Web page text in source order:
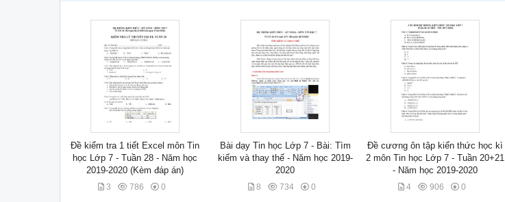
Đề kiểm tra 1 tiết Excel môn Tin
học Lớp 7 - Tuần 28 - Năm học
2019-2020 (Kèm đáp án)
3 786 0
Bài dạy Tin học Lớp 7 - Bài: Tìm
kiếm và thay thế - Năm học 2019-
2020
8 734 0
Đề cương ôn tập kiến thức học kì
2 môn Tin học Lớp 7 - Tuần 20+21
- Năm học 2019-2020
4 906 0